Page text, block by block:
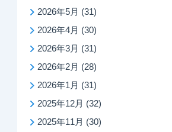
2026年5月 (31)
2026年4月 (30)
2026年3月 (31)
2026年2月 (28)
2026年1月 (31)
2025年12月 (32)
2025年11月 (30)